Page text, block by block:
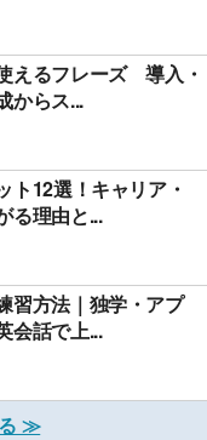
えるフレーズ 導入・
からス...
ト12選！キャリア・
る理由と...
習方法｜独学・アプ
会話で上...
≫